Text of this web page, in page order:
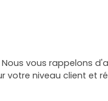
vous rappelons
votre niveau client et